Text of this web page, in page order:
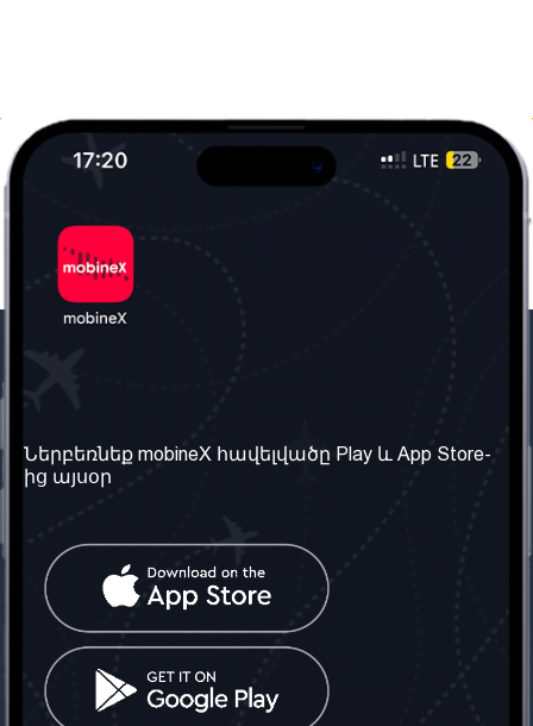
Մեր մասին
Մեր ծառայությունները
Պայմաններ և դրույթներ
Հաճախ տրվող հարցեր
Կապ մեզ հետ
Միացյալ
Թագավորություն: Մենք
գործընկեր ենք
Տարածել
սոցիալական
ցանցում
Ներբեռնեք mobineX հավելվածը Play և App Store-
ից այսօր